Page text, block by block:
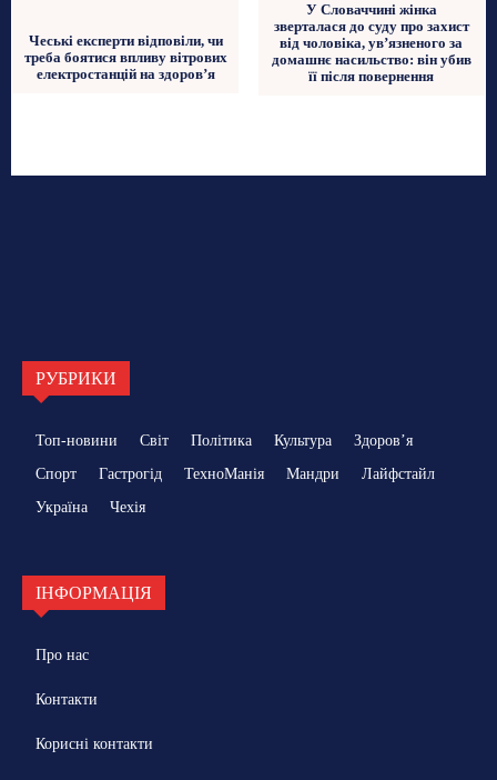
Чеські експерти відповіли, чи
треба боятися впливу вітрових
електростанцій на здоров’я
У Словаччині жінка
зверталася до суду про захист
від чоловіка, ув’язненого за
домашнє насильство: він убив
її після повернення
РУБРИКИ
Топ-новини Світ Політика Культура
Здоровʼя
Спорт
Гастрогід ТехноМанія Мандри
Лайфстайл
Україна
Чехія
ІНФОРМАЦІЯ
Про нас
Контакти
Корисні контакти